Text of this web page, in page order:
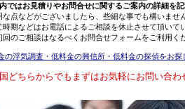
ではお見積りやお問合せに関するご案内の詳細を記
点などがございましたら、些細な事でも構いませ
時期などはお電話によるご相談を休止させて頂い
回のご相談はなるべくお問合せフォームをご利用く
の浮気調査・低料金の興信所・低料金の探偵をお
どちらからでもまずはお気軽にお問い合わ